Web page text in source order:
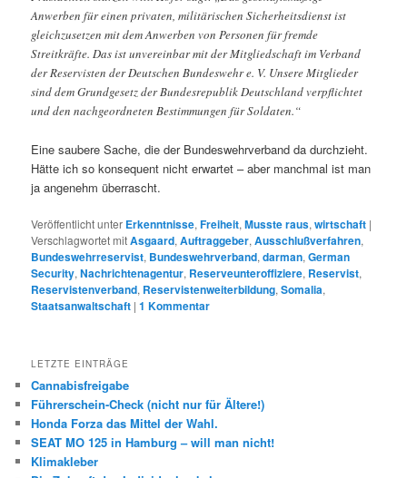
Anwerben für einen privaten, militärischen Sicherheitsdienst ist
gleichzusetzen mit dem Anwerben von Personen für fremde
Streitkräfte. Das ist unvereinbar mit der Mitgliedschaft im Verband
der Reservisten der Deutschen Bundeswehr e. V. Unsere Mitglieder
sind dem Grundgesetz der Bundesrepublik Deutschland verpflichtet
und den nachgeordneten Bestimmungen für Soldaten.“
Eine saubere Sache, die der Bundeswehrverband da durchzieht.
Hätte ich so konsequent nicht erwartet – aber manchmal ist man
ja angenehm überrascht.
Veröffentlicht unter Erkenntnisse,Freiheit,Musste raus,wirtschaft |
Verschlagwortet mitAsgaard,Auftraggeber,Ausschlußverfahren,
Bundeswehrreservist, Bundeswehrverband,darman,German
Security,Nachrichtenagentur, Reserveunteroffiziere, Reservist,
Reservistenverband, Reservistenweiterbildung,Somalia,
Staatsanwaltschaft |1 Kommentar
LETZTE EINTRÄGE
Cannabisfreigabe
Führerschein-Check (nicht nur für Ältere!)
Honda Forza das Mittel der Wahl.
SEAT MO 125 in Hamburg – will man nicht!
Klimakleber